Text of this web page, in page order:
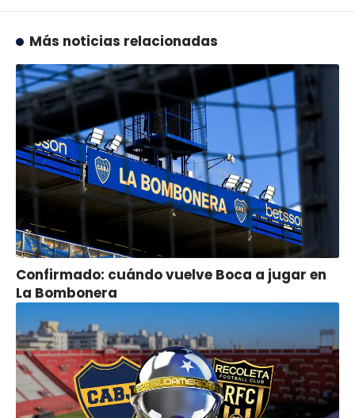
Más noticias relacionadas
Confirmado: cuándo vuelve Boca a jugar en
La Bombonera